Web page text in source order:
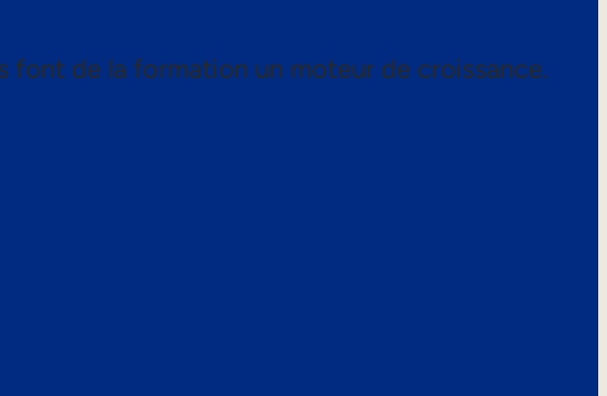
font de la formation un moteur de croissance.